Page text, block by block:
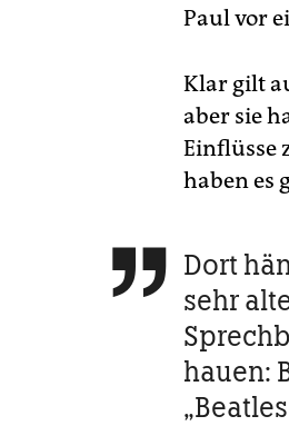
Paul vor
Klar gilt
aber sie
Einflüsse
haben es
 Dort
sehr
hauen: